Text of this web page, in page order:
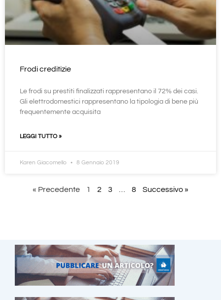
Frodi creditizie
Le frodi su prestiti finalizzati rappresentano il 72% dei casi.
Gli elettrodomestici rappresentano la tipologia di bene più
frequentemente acquisita
LEGGI TUTTO »
Karen Giacomello 8 Gennaio 2019
« Precedente 1 2 3 8 Successivo »